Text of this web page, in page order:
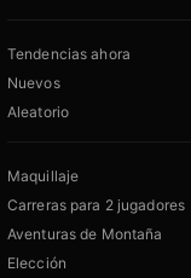
Tendencias ahora
Nuevos
Aleatorio
Maquillaje
Carreras para 2 jugadores
Aventuras de Montaña
Elección